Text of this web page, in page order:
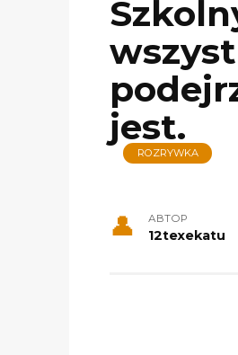
jest.
ROZRYWKA
АВТОР
12texekatu